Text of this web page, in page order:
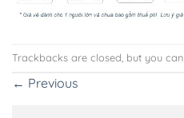
Trackbacks are closed, but you can
← Previous